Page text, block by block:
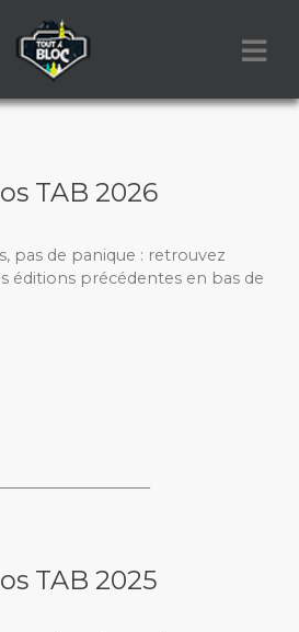
TAB 2026
pas de panique : retrouvez
éditions précédentes en bas de
TAB 2025